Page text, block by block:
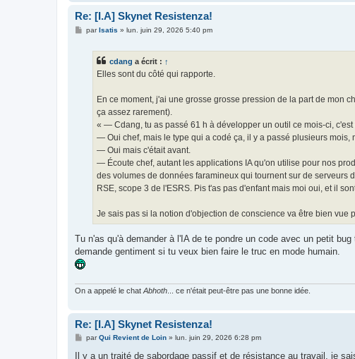
Re: [I.A] Skynet Resistenza!
MparIsatis » lun. juin 29, 2026 5:40 pm
cdang a écrit : ↑
Elles sont du côté qui rapporte.
En ce moment, j'ai une grosse grosse pression de la part de mon
ça assez rarement).
« — Cdang, tu as passé 61 h à développer un outil ce mois-ci, c'est
— Oui chef, mais le type qui a codé ça, il y a passé plusieurs
— Oui mais c'était avant.
— Écoute chef, autant les applications IA qu'on utilise pour nos
des volumes de données faramineux qui tournent sur de serveurs
RSE, scope 3 de l'ESRS. Pis t'as pas d'enfant mais moi oui, et il
Je sais pas si la notion d'objection de conscience va être bien vue
Tu n'as qu'à demander à l'IA de te pondre un code avec un petit
demande gentiment si tu veux bien faire le truc en mode humain.
On a appelé le chat Abhoth ... ce n'était peut-être pas une bonne idée.
Re: [I.A] Skynet Resistenza!
M
s
parQui Revient de Loin» lun. juin 29, 2026 6:28 pm
Il y a un traité de sabordage passif et de résistance au travail, je